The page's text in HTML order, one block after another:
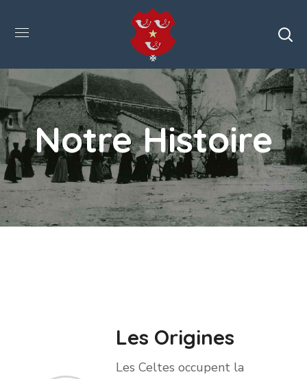
Notre Histoire
Les Origines
Les Celtes occupent la